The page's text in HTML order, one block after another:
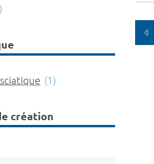
(1)
création